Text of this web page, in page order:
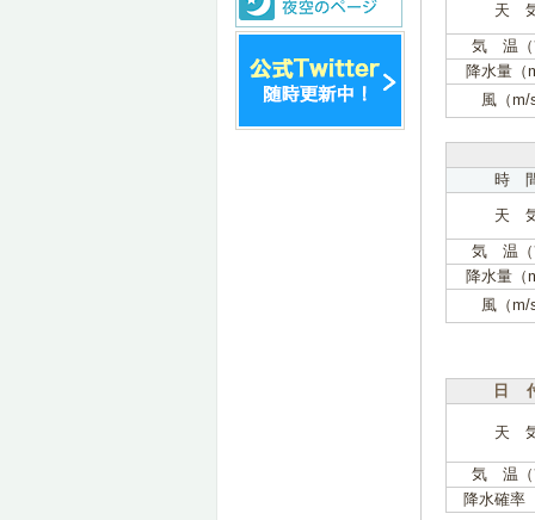
天
気 温
降水量（
風（m/
時
天
気 温
降水量（
風（m/
日
天
気 温
降水確率